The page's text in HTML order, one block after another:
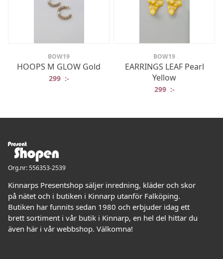
BOW19
HOOPS M GLOW Gold
299 :-
BOW19
EARRINGS LEAF Pearl
Yellow
299 :-
Org.nr: 556353-2539
Kinnarps Presentshop säljer inredning, kläder och skor
på nätet och i butiken i Kinnarp utanför Falköping.
Butiken har funnits sedan 1980 och erbjuder idag ett
brett sortiment i vår butik i Kinnarp, en hel del hittar du
även här i vår webbshop. Välkomna!